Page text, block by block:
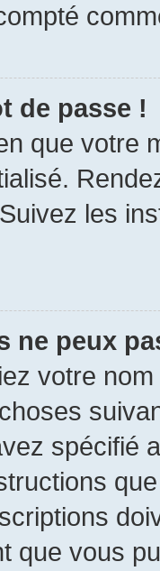
de passe !
que votre
les
ne peux
votre
spécifié
que vous